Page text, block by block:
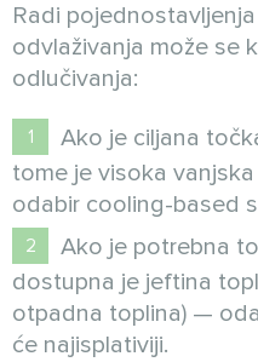
Radi
odvlaživanja može se
odlučivanja:
Ako je ciljana
tome je visoka
odabir cooling-based
Ako je potrebna
dostupna je jeftina
otpadna toplina) —
će najisplativiji.